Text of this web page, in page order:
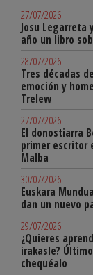
27/07/2026
Josu Legarreta
año un libro
28/07/2026
Tres décadas
emoción y
Trelew
27/07/2026
El donostiarra
primer escritor
Malba
30/07/2026
Euskara
dan un nuevo
29/07/2026
¿Quieres
irakasle?
chequéalo